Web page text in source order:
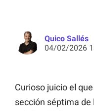
Quico Sallés
04/02/2026
Curioso juicio el
sección séptima de